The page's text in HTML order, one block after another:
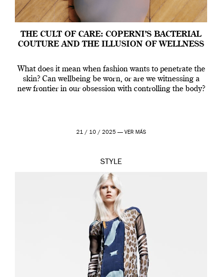
THE CULT OF CARE: COPERNI’S BACTERIAL
COUTURE AND THE ILLUSION OF WELLNESS
What does it mean when fashion wants to penetrate the
skin? Can wellbeing be worn, or are we witnessing a
new frontier in our obsession with controlling the body?
21 / 10 / 2025 — VER MÁS
STYLE